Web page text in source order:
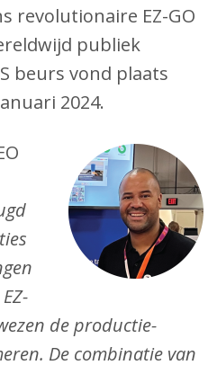
revolutionaire EZ-GO
publiek
beurs vond plaats
2024.
de productie-
De combinatie van